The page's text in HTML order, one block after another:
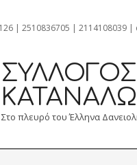
| 2510836705 | 2114108039 |
Στο πλευρό του Έλληνα